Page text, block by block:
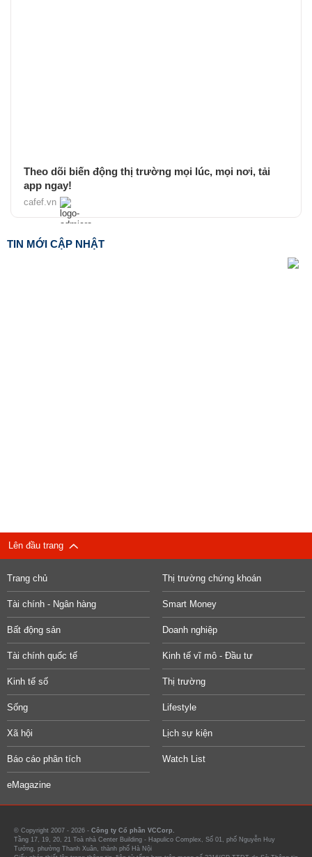
Theo dõi biến động thị trường mọi lúc, mọi nơi, tải
app ngay!
cafef.vn
TIN MỚI CẬP NHẬT
Lên đầu trang
Trang chủ Thị trường chứng khoán
Tài chính - Ngân hàng Smart Money
Bất động sản Doanh nghiệp
Tài chính quốc tế Kinh tế vĩ mô - Đầu tư
Kinh tế số Thị trường
Sống Lifestyle
Xã hội Lịch sự kiện
Báo cáo phân tích Watch List
eMagazine
© Copyright 2007 - 2026 - Công ty Cổ phần VCCorp.
Tầng 17, 19, 20, 21 Toà nhà Center Building - Hapulico Complex, Số 01, phố Nguyễn Huy
Tưởng, phường Thanh Xuân, thành phố Hà Nội